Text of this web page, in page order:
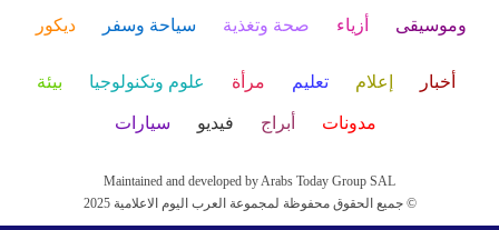
وموسيقى أزياء صحة وتغذية سياحة وسفر ديكور
أخبار إعلام تعليم مرأة علوم وتكنولوجيا بيئة
مدونات أبراج فيديو سيارات
Maintained and developed by Arabs Today Group SAL
جميع الحقوق محفوظة لمجموعة العرب اليوم الاعلامية 2025 ©